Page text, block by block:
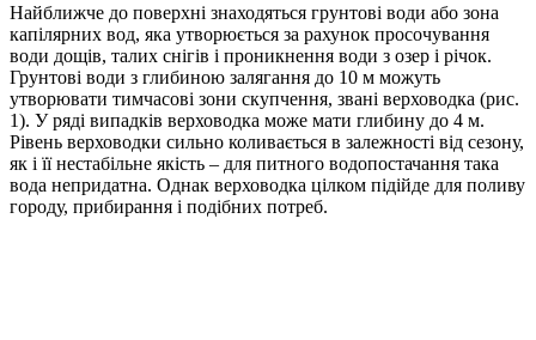
Найближче до поверхні знаходяться грунтові води або зона
капілярних вод, яка утворюється за рахунок просочування
води дощів, талих снігів і проникнення води з озер і річок.
Грунтові води з глибиною залягання до 10 м можуть
утворювати тимчасові зони скупчення, звані верховодка (рис.
1). У ряді випадків верховодка може мати глибину до 4 м.
Рівень верховодки сильно коливається в залежності від сезону,
як і її нестабільне якість – для питного водопостачання така
вода непридатна. Однак верховодка цілком підійде для поливу
городу, прибирання і подібних потреб.